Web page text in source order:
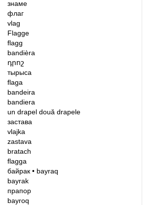
знаме
флаг
vlag
Flagge
flagg
bandièra
դրոշ
тырыса
flaga
bandeira
bandiera
un drapeldouă drapele
застава
vlajka
zastava
bratach
flagga
байрак• bayraq
bayrak
прапор
bayroq